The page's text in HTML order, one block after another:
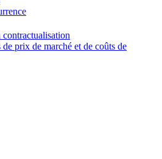
prix de marché et de coûts de